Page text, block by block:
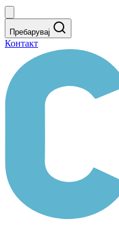
Пребарувај
Контакт